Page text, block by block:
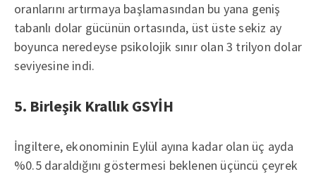
oranlarını artırmaya başlamasından bu yana geniş
tabanlı dolar gücünün ortasında, üst üste sekiz ay
boyunca neredeyse psikolojik sınır olan 3 trilyon dolar
seviyesine indi.
5. Birleşik Krallık GSYİH
İngiltere, ekonominin Eylül ayına kadar olan üç ayda
%0.5 daraldığını göstermesi beklenen üçüncü çeyrek